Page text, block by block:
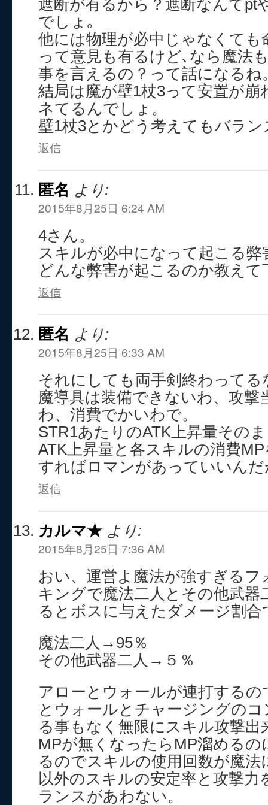
遮断が有るから？遮断なんてpt
でしょ｡
他には物理が必中じゃなくても
って意見も有るけど､なら魔法
事を言えるの？って話になるね
結局は魔が壁1杖3って安置が
ネてるんでしょ。
壁1杖3とかどう考えてもバラ
返信
匿名 より:
2015年8月25日 6:24 AM
4さん。
スキルが必中になって起こる
どんな弊害が起こるのか教えて
返信
匿名 より:
2015年8月25日 6:33 AM
それにしても両手剣終わってる
魔導具は装備できないわ、攻撃
わ、消費でかいわで。
STR1あたりのATK上昇量その
ATK上昇量と各スキルの消費
すればロマンがあっていいん
返信
カルマ★ より:
2015年8月25日 7:36 AM
おい、運営よ魔法が強すぎる
キングで魔法二人とその他武器
るとボスに与えたダメージ割合
魔法二人→95％
その他武器二人→５％
アローとウォールが連打する
とウォールとチャージングの
る事もなく無限にスキル攻撃出
MPが無くなったらMP溜める
るのでスキルの使用回数が魔法
以外のスキルの安定率と攻撃
ランスがあわない。